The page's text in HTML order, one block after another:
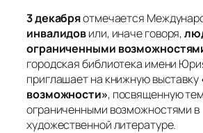
3 декабряотмечается
инвалидовили, иначе говоря,
ограниченными
городская библиотека имени
приглашает на книжную выставку
возможности», посвященную
ограниченными возможностями в
художественной литературе.